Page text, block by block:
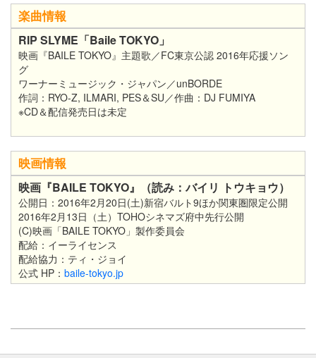
楽曲情報
RIP SLYME「Baile TOKYO」
映画『BAILE TOKYO』主題歌／FC東京公認 2016年応援ソン
グ
ワーナーミュージック・ジャパン／unBORDE
作詞：RYO-Z, ILMARI, PES＆SU／作曲：DJ FUMIYA
※CD＆配信発売日は未定
映画情報
映画『BAILE TOKYO』（読み：バイリ トウキョウ）
公開日：2016年2月20日(土)新宿バルト9ほか関東圏限定公開
2016年2月13日（土）TOHOシネマズ府中先行公開
(C)映画「BAILE TOKYO」製作委員会
配給：イーライセンス
配給協力：ティ・ジョイ
公式 HP： baile-tokyo.jp